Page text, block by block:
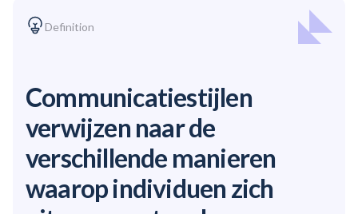
Definition
Communicatiestijlen
verwijzen naar de
verschillende manieren
waarop individuen zich